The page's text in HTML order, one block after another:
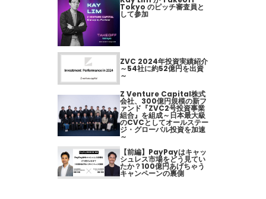
Tokyo のピッチ審査員と
して参加
ZVC 2024年投資実績紹介
～54社に約52億円を出資
～
Z Venture Capital株式
会社、300億円規模の新フ
ァンド『ZVC2号投資事業
組合』を組成～日本最大級
のCVCとしてオールステー
ジ・グローバル投資を加速
～
【前編】PayPayはキャッ
シュレス市場をどう見てい
たか？100億円あげちゃう
キャンペーンの裏側